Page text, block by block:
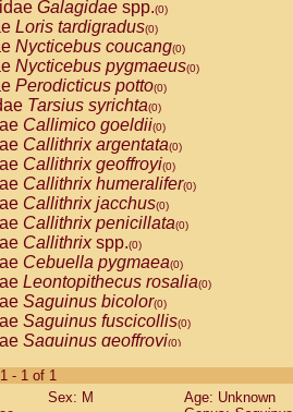
Galagidae spp.(0)
Loris tardigradus(0)
Nycticebus coucang(0)
Nycticebus pygmaeus(0)
Perodicticus potto(0)
Tarsius syrichta(0)
Callimico goeldii(0)
Callithrix argentata(0)
Callithrix geoffroyi(0)
Callithrix humeralifer(0)
Callithrix jacchus(0)
Callithrix penicillata(0)
Callithrixspp.(0)
Cebuella pygmaea(0)
Leontopithecus rosalia(0)
Saguinus bicolor(0)
Saguinus fuscicollis(0)
Saguinus geoffroyi(0)
Saguinus labiatus(0)
Saguinus leucopus (0)
- 1 of 1
Sex: M
Age: Unknown